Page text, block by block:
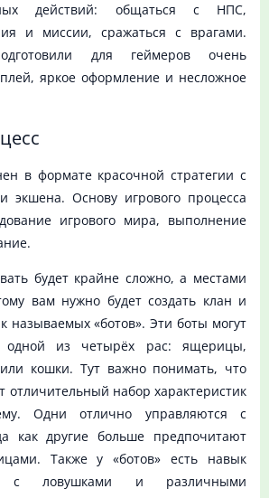
действий: общаться с НПС,
и миссии, сражаться с врагами.
для геймеров очень
яркое оформление и несложное
в формате красочной стратегии с
экшена. Основу игрового процесса
игрового мира, выполнение
будет крайне сложно, а местами
вам нужно будет создать клан и
называемых «ботов». Эти боты могут
одной из четырёх рас: ящерицы,
кошки. Тут важно понимать, что
отличительный набор характеристик
Одни отлично управляются с
как другие больше предпочитают
Также у «ботов» есть навык
с ловушками и различными